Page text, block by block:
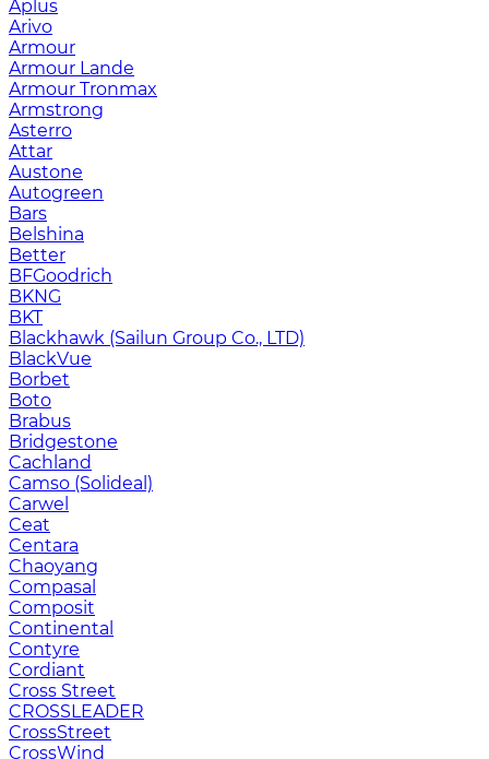
Aplus
Arivo
Armour
Armour Lande
Armour Tronmax
Armstrong
Asterro
Attar
Austone
Autogreen
Bars
Belshina
Better
BFGoodrich
BKNG
BKT
Blackhawk (Sailun Group Co., LTD)
BlackVue
Borbet
Boto
Brabus
Bridgestone
Cachland
Camso (Solideal)
Carwel
Ceat
Centara
Chaoyang
Compasal
Composit
Continental
Contyre
Cordiant
Cross Street
CROSSLEADER
CrossStreet
CrossWind